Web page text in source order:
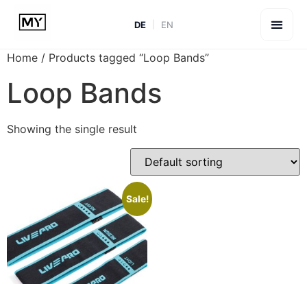
DE EN
Home / Products tagged “Loop Bands”
Loop Bands
Showing the single result
Sale!